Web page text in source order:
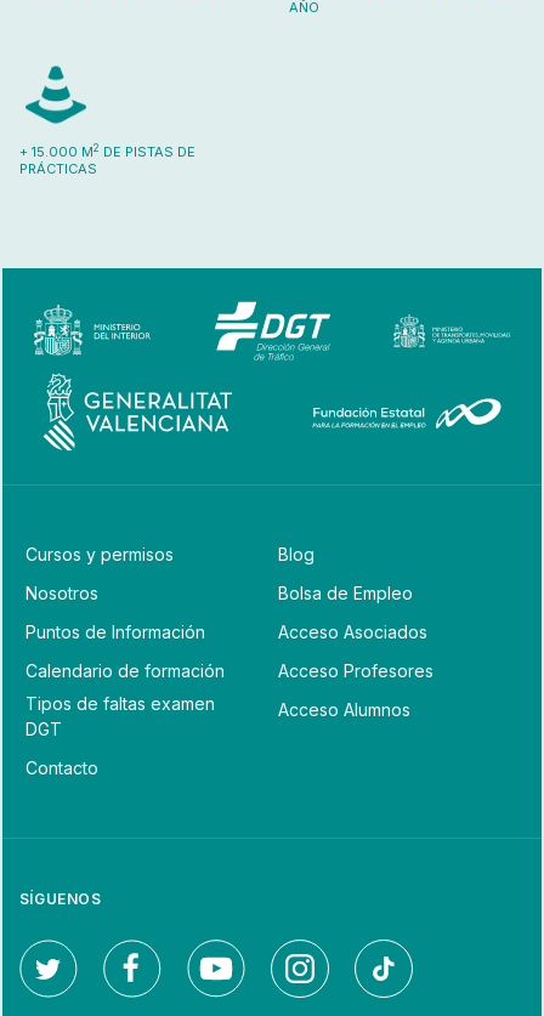
AÑO
+ 15.000 M2 DE PISTAS DE
PRÁCTICAS
Cursos y permisos
Nosotros
Puntos de Información
Calendario de formación
Tipos de faltas examen
DGT
Contacto
Blog
Bolsa de Empleo
Acceso Asociados
Acceso Profesores
Acceso Alumnos
SÍGUENOS